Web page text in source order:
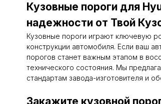
Кузовные пороги для
надежности от Твой
Кузовные пороги играют ключевую
конструкции автомобиля. Если ваш
порогов станет важным этапом в
технического состояния. Мы
стандартам завода-изготовителя и
Закажите кузовной